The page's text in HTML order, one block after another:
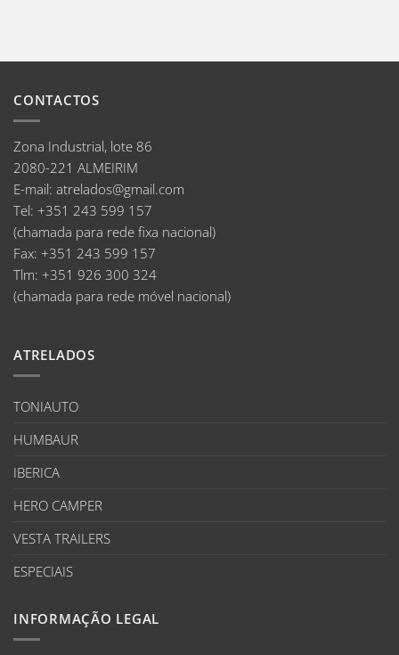
CONTACTOS
Zona Industrial, lote 86
2080-221 ALMEIRIM
E-mail: atrelados@gmail.com
Tel: +351 243 599 157
(chamada para rede fixa nacional)
Fax: +351 243 599 157
Tlm: +351 926 300 324
(chamada para rede móvel nacional)
ATRELADOS
TONIAUTO
HUMBAUR
IBERICA
HERO CAMPER
VESTA TRAILERS
ESPECIAIS
INFORMAÇÃO LEGAL